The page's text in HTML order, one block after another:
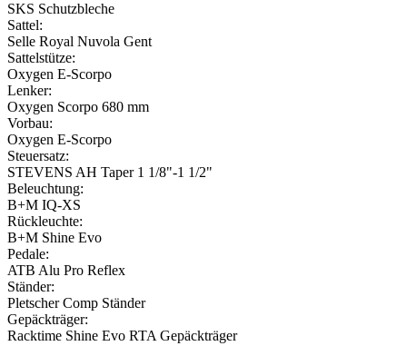
SKS Schutzbleche
Sattel:
Selle Royal Nuvola Gent
Sattelstütze:
Oxygen E-Scorpo
Lenker:
Oxygen Scorpo 680 mm
Vorbau:
Oxygen E-Scorpo
Steuersatz:
STEVENS AH Taper 1 1/8"-1 1/2"
Beleuchtung:
B+M IQ-XS
Rückleuchte:
B+M Shine Evo
Pedale:
ATB Alu Pro Reflex
Ständer:
Pletscher Comp Ständer
Gepäckträger:
Racktime Shine Evo RTA Gepäckträger